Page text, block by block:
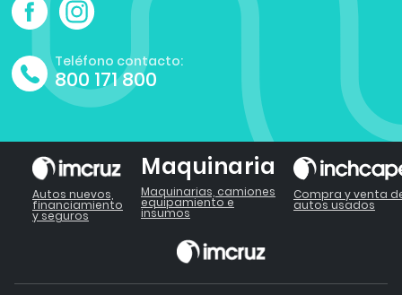
Teléfono contacto:
800 171 800
Autos nuevos,
financiamiento
y seguros
Maquinaria
Maquinarias, camiones
equipamiento e
insumos
Compra y venta
autos usados